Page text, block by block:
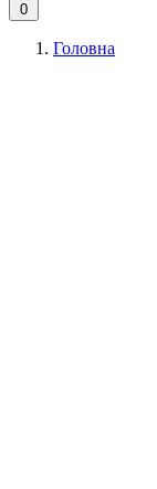
0
Головна